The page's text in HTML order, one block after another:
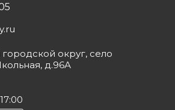
округ, село
д.96А